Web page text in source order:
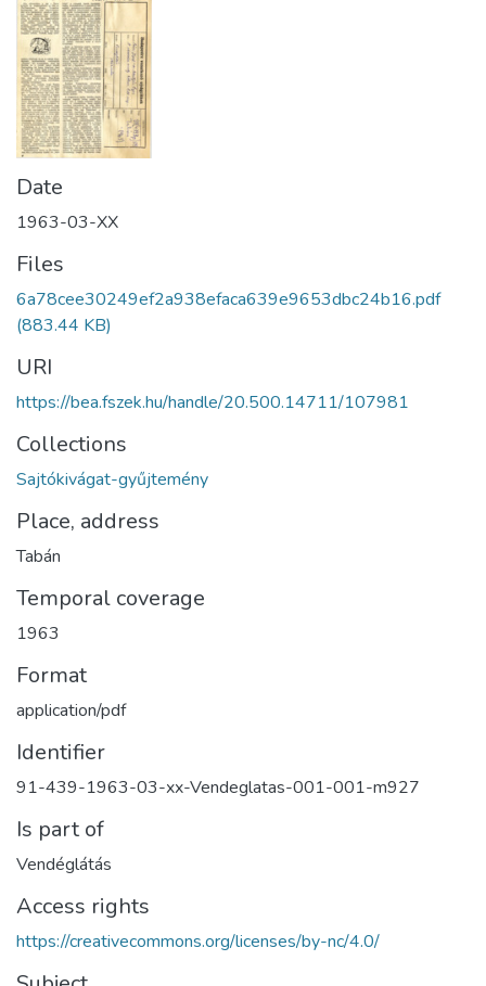
Date
1963-03-XX
Files
6a78cee30249ef2a938efaca639e9653dbc24b16.pdf
(883.44 KB)
URI
https://bea.fszek.hu/handle/20.500.14711/107981
Collections
Sajtókivágat-gyűjtemény
Place, address
Tabán
Temporal coverage
1963
Format
application/pdf
Identifier
91-439-1963-03-xx-Vendeglatas-001-001-m927
Is part of
Vendéglátás
Access rights
https://creativecommons.org/licenses/by-nc/4.0/